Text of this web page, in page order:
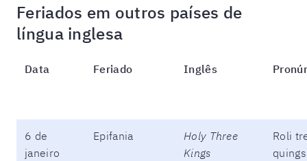
Feriados em outros países de
língua inglesa
Data Feriado Inglês
6 de
janeiro
Epifania
Holy Three
Kings
Roli
quings